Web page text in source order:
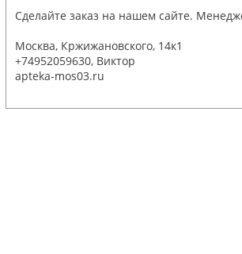
Сделайте заказ на нашем сайте.
Москва, Кржижановского, 14к1
+74952059630, Виктор
apteka-mos03.ru